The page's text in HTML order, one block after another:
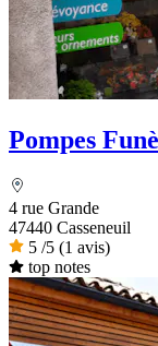
Pompes
4 rue Grande
47440 Casseneuil
5 /5 (1 avis)
top notes